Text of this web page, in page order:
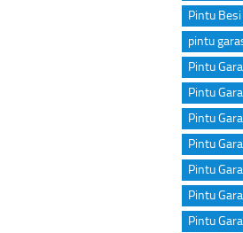
Pintu
pintu
Pintu
Pintu
Pintu
Pintu
Pintu
Pintu
Pintu